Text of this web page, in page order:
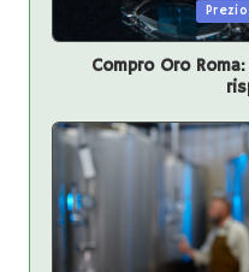
Compro Oro